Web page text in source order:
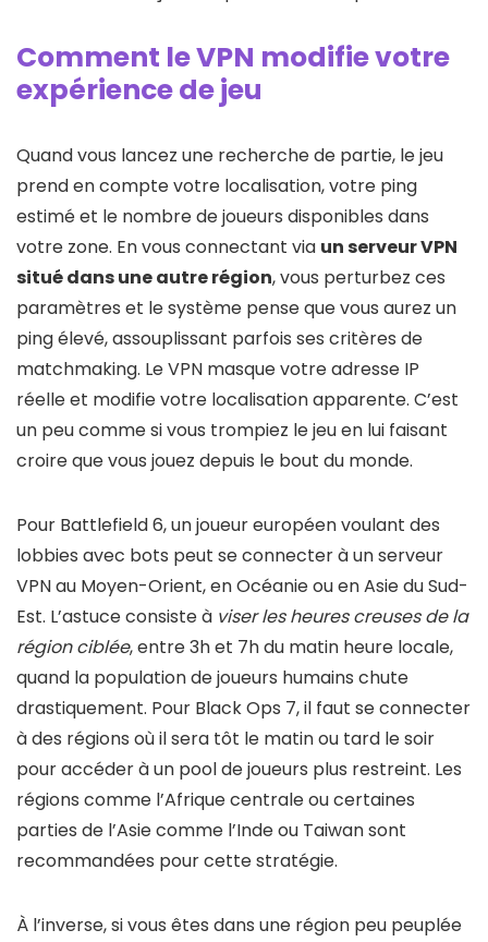
Comment le VPN modifie votre
expérience de jeu
Quand vous lancez une recherche de partie, le jeu
prend en compte votre localisation, votre ping
estimé et le nombre de joueurs disponibles dans
votre zone. En vous connectant via un serveur VPN
situé dans une autre région, vous perturbez ces
paramètres et le système pense que vous aurez un
ping élevé, assouplissant parfois ses critères de
matchmaking. Le VPN masque votre adresse IP
réelle et modifie votre localisation apparente. C’est
un peu comme si vous trompiez le jeu en lui faisant
croire que vous jouez depuis le bout du monde.
Pour Battlefield 6, un joueur européen voulant des
lobbies avec bots peut se connecter à un serveur
VPN au Moyen-Orient, en Océanie ou en Asie du Sud-
Est. L’astuce consiste à viser les heures creuses de la
région ciblée, entre 3h et 7h du matin heure locale,
quand la population de joueurs humains chute
drastiquement. Pour Black Ops 7, il faut se connecter
à des régions où il sera tôt le matin ou tard le soir
pour accéder à un pool de joueurs plus restreint. Les
régions comme l’Afrique centrale ou certaines
parties de l’Asie comme l’Inde ou Taiwan sont
recommandées pour cette stratégie.
À l’inverse, si vous êtes dans une région peu peuplée